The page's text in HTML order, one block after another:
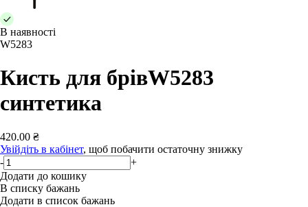
В наявності
W5283
Кисть для брівW5283
синтетика
420.00 ₴
Увійдіть в кабінет, щоб побачити остаточну знижку
-
+
Додати до кошику
В списку бажань
Додати в список бажань